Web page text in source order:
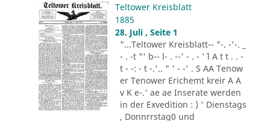
Teltower Kreisblatt
1885
28. Juli , Seite 1
"...Teltower Kreisblatt-- "-. -'-. _
- . -t "' b-- l- . --' - . - '´ l A t t . . -
t - -: - t -.'.. " ' - -' . S AA Tenow
er Tenower Erichemt kreir A A
v K e-.' ae ae Inserate werden
in der Exvedition : ) ' Dienstags
, Donnrrstag0 und